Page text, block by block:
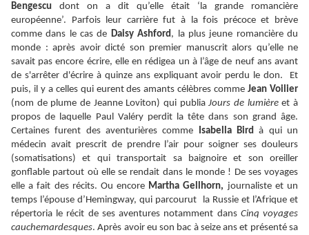
Bengescu dont on a dit qu’elle était ‘la grande romancière
européenne’. Parfois leur carrière fut à la fois précoce et brève
comme dans le cas de Daisy Ashford , la plus jeune romancière du
monde : après avoir dicté son premier manuscrit alors qu’elle ne
savait pas encore écrire, elle en rédigea un à l’âge de neuf ans avant
de s'arrêter d'écrire à quinze ans expliquant avoir perdu le don. Et
puis, il y a celles qui eurent des amants célèbres commeJean Voilier
(nom de plume de Jeanne Loviton) qui publiaJours de lumièreet à
propos de laquelle Paul Valéry perdit la tête dans son grand âge.
Certaines furent des aventurières comme
Isabella Bird à qui un
médecin avait prescrit de prendre l’air pour soigner ses douleurs
(somatisations) et qui transportait sa baignoire et son oreiller
gonflable partout où elle se rendait dans le monde ! De ses voyages
elle a fait des récits. Ou encore Martha Gellhorn, journaliste et un
temps l’épouse d’Hemingway, qui parcourut la Russie et l’Afrique et
répertoria le récit de ses aventures notamment dans Cinq voyages
cauchemardesques. Après avoir eu son bac à seize ans et présenté sa